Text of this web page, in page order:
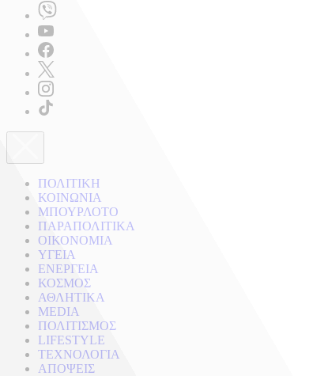
ΠΟΛΙΤΙΚΗ
ΚΟΙΝΩΝΙΑ
ΜΠΟΥΡΛΟΤΟ
ΠΑΡΑΠΟΛΙΤΙΚΑ
ΟΙΚΟΝΟΜΙΑ
ΥΓΕΙΑ
ΕΝΕΡΓΕΙΑ
ΚΟΣΜΟΣ
ΑΘΛΗΤΙΚΑ
MEDIA
ΠΟΛΙΤΙΣΜΟΣ
LIFESTYLE
ΤΕΧΝΟΛΟΓΙΑ
ΑΠΟΨΕΙΣ